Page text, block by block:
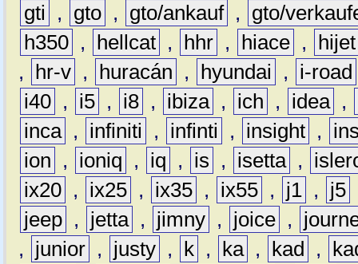
gti
, gto , gto/ankauf ,
gto/
h350 , hellcat , hhr , hiace ,
hijet
,
hr-v , huracán , hyundai ,
i-road
i40 , i5 , i8 , ibiza , ich , idea ,
inca , infiniti , infinti , insight ,
ion
, ioniq , iq , is , isetta ,
ix20 , ix25 , ix35 , ix55 , j1 , j5
jeep , jetta , jimny , joice ,
,
junior , justy , k , ka , kad ,